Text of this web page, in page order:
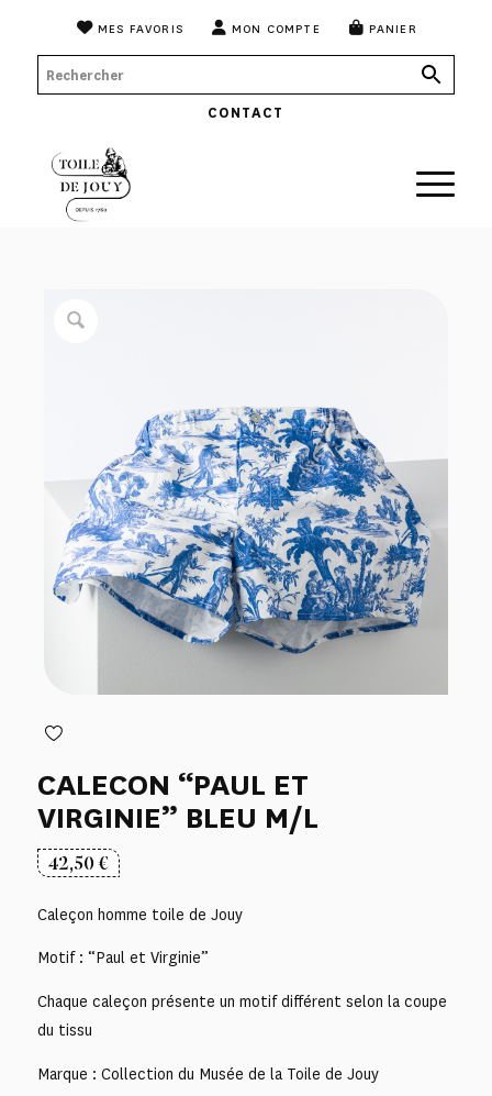
MES FAVORIS MON COMPTE PANIER
CONTACT
CALECON “PAUL ET
VIRGINIE” BLEU M/L
42,50€
Caleçon homme toile de Jouy
Motif : “Paul et Virginie”
Chaque caleçon présente un motif différent selon la coupe
du tissu
Marque : Collection du Musée de la Toile de Jouy